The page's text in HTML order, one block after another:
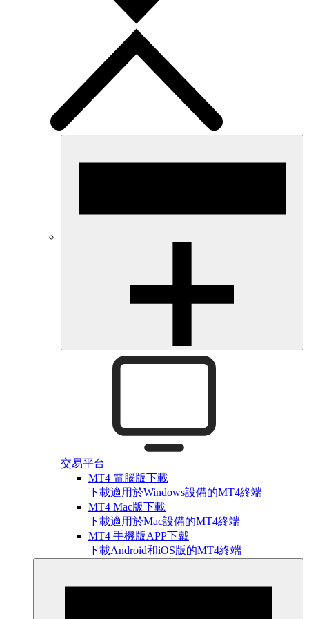
交易平台
MT4 電腦版下載
下載適用於Windows設備的MT4終端
MT4 Mac版下載
下載適用於Mac設備的MT4終端
MT4 手機版APP下戴
下載Android和iOS版的MT4終端